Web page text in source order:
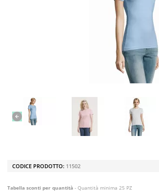
CODICE PRODOTTO: 11502
Tabella sconti per quantità - Quantità minima 25 PZ